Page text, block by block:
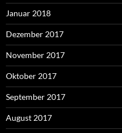
Januar 2018
Dezember 2017
November 2017
Oktober 2017
September 2017
August 2017